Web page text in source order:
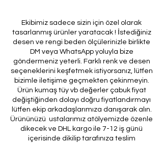
Ekibimiz sadece sizin için özel olarak
tasarlanmış ürünler yaratacak ! İstediğiniz
desen ve rengi beden ölçülerinizle birlikte
DM veya WhatsApp yoluyla bize
göndermeniz yeterli. Farklı renk ve desen
seçeneklerini keşfetmek istiyorsanız, lütfen
bizimle iletişime geçmekten çekinmeyin.
Ürün kumaş tüy vb değerler çabuk fiyat
değiştiğinden dolayı doğru fiyatlandırmayı
lütfen ekip arkadaşlarımıza danışarak alın.
Ürününüzü ustalarımız atölyemizde özenle
dikecek ve DHL kargo ile 7-12 iş günü
içerisinde dikilip tarafınıza teslim